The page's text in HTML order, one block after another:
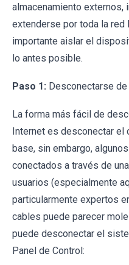
almacenamiento externos,
extenderse por toda la red
importante aislar el
lo antes posible.
Paso 1: Desconectarse de
La forma más fácil de
Internet es desconectar el
base, sin embargo,
conectados a través de
usuarios (especialmente
particularmente expertos
cables puede parecer
puede desconectar el
Panel de Control: